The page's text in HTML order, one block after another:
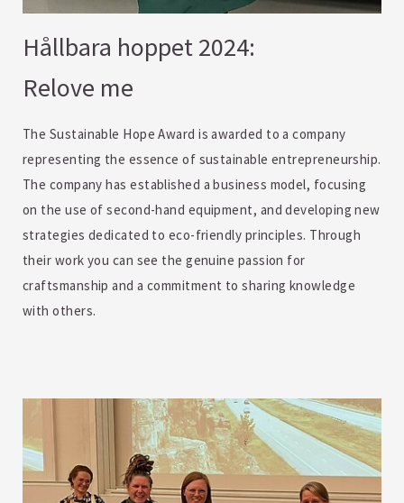
Hållbara hoppet 2024:
Relove me
The Sustainable Hope Award is awarded to a company
representing the essence of sustainable entrepreneurship.
The company has established a business model, focusing
on the use of second-hand equipment, and developing new
strategies dedicated to eco-friendly principles. Through
their work you can see the genuine passion for
craftsmanship and a commitment to sharing knowledge
with others.